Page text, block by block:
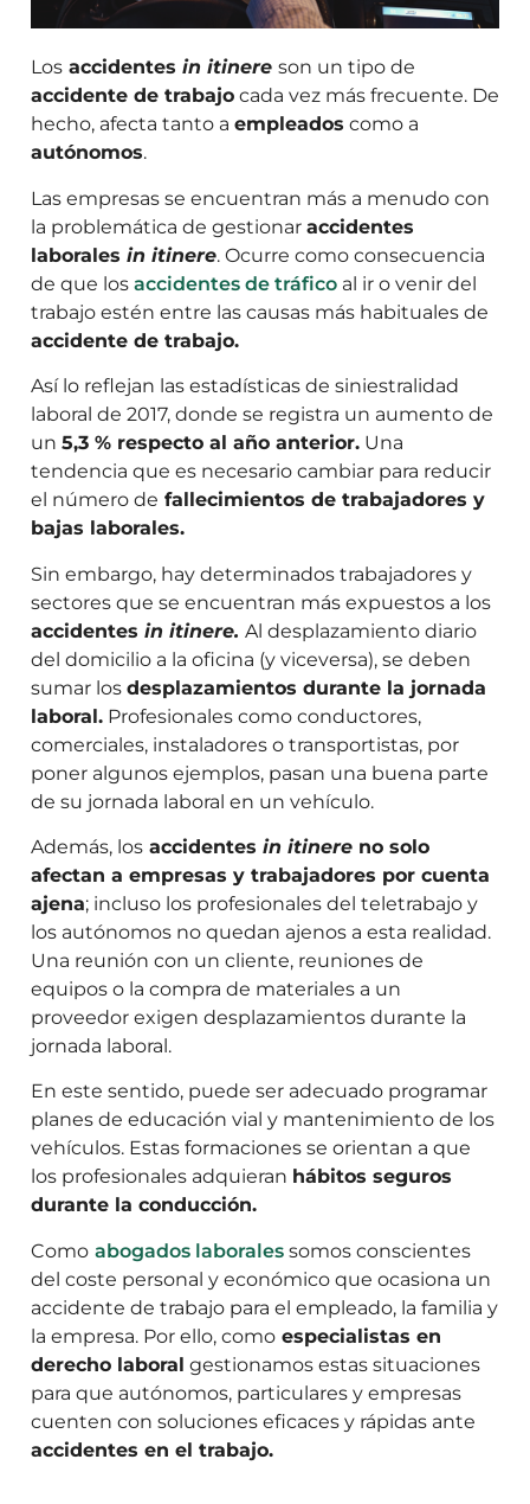
Los accidentes in itinere son un tipo de
accidente de trabajo cada vez más frecuente. De
hecho, afecta tanto a empleados como a
autónomos.
Las empresas se encuentran más a menudo con
la problemática de gestionar accidentes
laborales in itinere. Ocurre como consecuencia
de que los accidentes de tráfico al ir o venir del
trabajo estén entre las causas más habituales de
accidente de trabajo.
Así lo reflejan las estadísticas de siniestralidad
laboral de 2017, donde se registra un aumento de
un 5,3 % respecto al año anterior. Una
tendencia que es necesario cambiar para reducir
el número de fallecimientos de trabajadores y
bajas laborales.
Sin embargo, hay determinados trabajadores y
sectores que se encuentran más expuestos a los
accidentes in itinere. Al desplazamiento diario
del domicilio a la oficina (y viceversa), se deben
sumar los desplazamientos durante la jornada
laboral. Profesionales como conductores,
comerciales, instaladores o transportistas, por
poner algunos ejemplos, pasan una buena parte
de su jornada laboral en un vehículo.
Además, los accidentes in itinere no solo
afectan a empresas y trabajadores por cuenta
ajena; incluso los profesionales del teletrabajo y
los autónomos no quedan ajenos a esta realidad.
Una reunión con un cliente, reuniones de
equipos o la compra de materiales a un
proveedor exigen desplazamientos durante la
jornada laboral.
En este sentido, puede ser adecuado programar
planes de educación vial y mantenimiento de los
vehículos. Estas formaciones se orientan a que
los profesionales adquieran hábitos seguros
durante la conducción.
Como abogados laborales somos conscientes
del coste personal y económico que ocasiona un
accidente de trabajo para el empleado, la familia y
la empresa. Por ello, como especialistas en
derecho laboral gestionamos estas situaciones
para que autónomos, particulares y empresas
cuenten con soluciones eficaces y rápidas ante
accidentes en el trabajo.